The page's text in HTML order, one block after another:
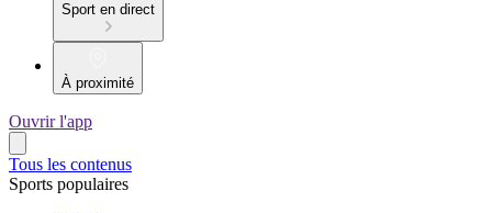
Sport en direct
À proximité
Ouvrir l'app
Tous les contenus
Sports populaires